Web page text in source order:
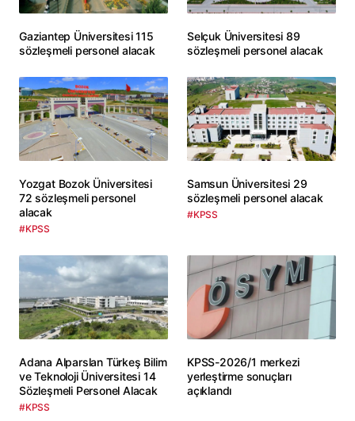
Gaziantep Üniversitesi 115
sözleşmeli personel alacak
Selçuk Üniversitesi 89
sözleşmeli personel alacak
Yozgat Bozok Üniversitesi
72 sözleşmeli personel
alacak
#KPSS
Samsun Üniversitesi 29
sözleşmeli personel alacak
#KPSS
Adana Alparslan Türkeş Bilim
ve Teknoloji Üniversitesi 14
Sözleşmeli Personel Alacak
#KPSS
KPSS-2026/1 merkezi
yerleştirme sonuçları
açıklandı